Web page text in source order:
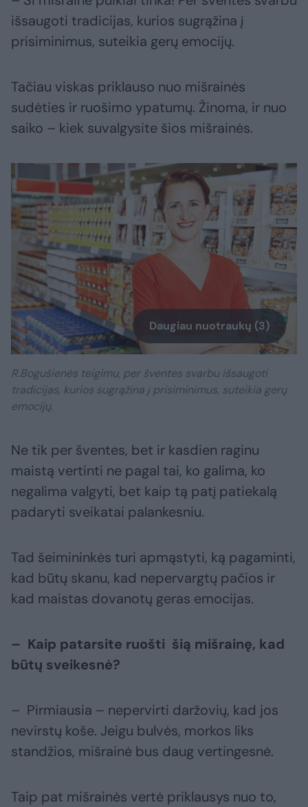
išsaugoti tradicijas, kurios sugrąžina į
prisiminimus, suteikia gerų emocijų.
Tačiau viskas priklauso nuo mišrainės
sudėties ir ruošimo ypatumų. Žinoma, ir nuo
saiko – kiek suvalgysite šios mišrainės.
Daugiau nuotraukų (3)
R.Bogušienės teigimu, per šventes svarbu išsaugoti
tradicijas, kurios sugrąžina į prisiminimus, suteikia gerų
emocijų.
Ne tik per šventes, bet ir kasdien raginu
maistą vertinti ne pagal tai, ko galima, ko
negalima valgyti, bet kaip tą patį patiekalą
padaryti sveikatai palankesniu.
Tad šeimininkės turi apmąstyti, ką pagaminti,
kad būtų skanu, kad nepervargtų pačios ir
kad maistas dovanotų geras emocijas.
– Kaip patarsite ruošti šią mišrainę, kad
būtų sveikesnė?
– Pirmiausia – nepervirti daržovių, kad jos
nevirstų koše. Jeigu bulvės, morkos liks
standžios, mišrainė bus daug vertingesnė.
Taip pat mišrainės vertė priklausys nuo to,